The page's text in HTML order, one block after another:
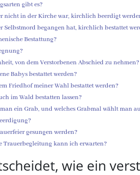
gibt es?
nicht in der Kirche war, kirchlich beerdigt
Selbstmord begangen hat, kirchlich bestattet
Bestattung?
von dem Verstorbenen Abschied zu nehmen?
Babys bestattet werden?
Friedhof meiner Wahl bestattet werden?
im Wald bestatten lassen?
ein Grab, und welches Grabmal wählt man
gesungen werden?
Trauerbegleitung kann ich erwarten?
wie ein